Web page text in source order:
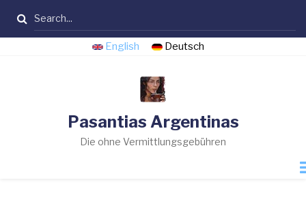
Suche
English Deutsch
Pasantias Argentinas
Die ohne Vermittlungsgebühren